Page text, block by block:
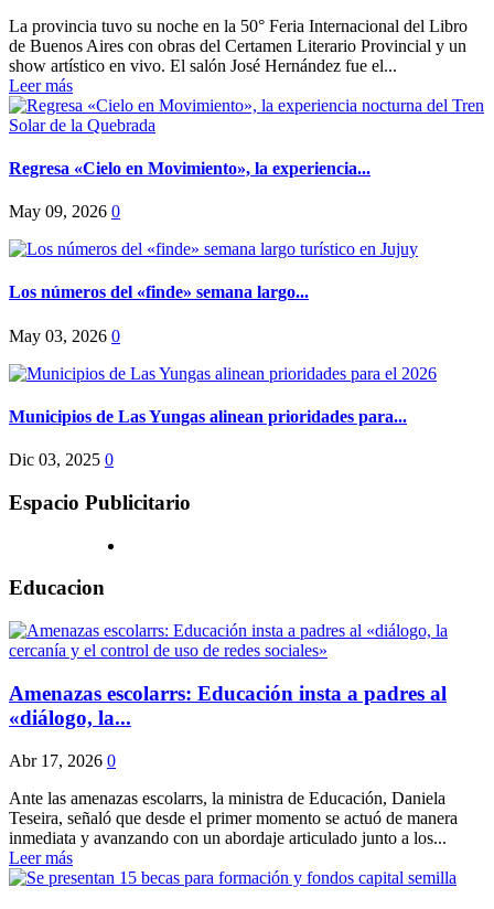
La provincia tuvo su noche en la 50° Feria Internacional del Libro
de Buenos Aires con obras del Certamen Literario Provincial y un
show artístico en vivo. El salón José Hernández fue el...
Leer más
Regresa «Cielo en Movimiento», la experiencia...
May 09, 2026 0
Los números del «finde» semana largo...
May 03, 2026 0
Municipios de Las Yungas alinean prioridades para...
Dic 03, 2025 0
Espacio Publicitario
Educacion
Amenazas escolarrs: Educación insta a padres al
«diálogo, la...
Abr 17, 2026 0
Ante las amenazas escolarrs, la ministra de Educación, Daniela
Teseira, señaló que desde el primer momento se actuó de manera
inmediata y avanzando con un abordaje articulado junto a los...
Leer más